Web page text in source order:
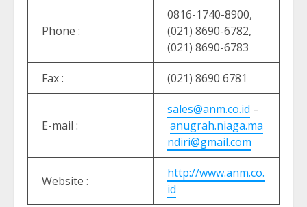
Phone :
0816-1740-8900,
(021) 8690-6782,
(021) 8690-6783
Fax : (021) 8690 6781
E-mail :
sales@anm.co.id –
anugrah.niaga.ma
ndiri@gmail.com
Website :
http://www.anm.co.
id